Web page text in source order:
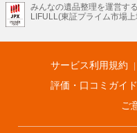
LIFULL HOME'Sのサービス
不動産・住宅
不動産査定 マンション専門
不動産アーカイブ
空き家バ
不動産用語集 住まいのお役
アプリ 不動産データ
みんなの遺品整理を運営す
LIFULL(東証プライム市場
サービス利用規約
評価・口コミガイ
ご